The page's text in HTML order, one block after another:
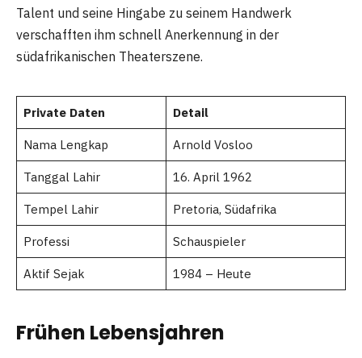
Talent und seine Hingabe zu seinem Handwerk
verschafften ihm schnell Anerkennung in der
südafrikanischen Theaterszene.
Private Daten Detail
Nama Lengkap Arnold Vosloo
Tanggal Lahir 16. April 1962
Tempel Lahir Pretoria, Südafrika
Professi Schauspieler
Aktif Sejak 1984 – Heute
Frühen Lebensjahren